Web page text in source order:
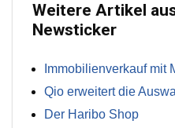
Weitere Artikel
Newsticker
Immobilienverkauf mit
Qio erweitert die
Der Haribo Shop